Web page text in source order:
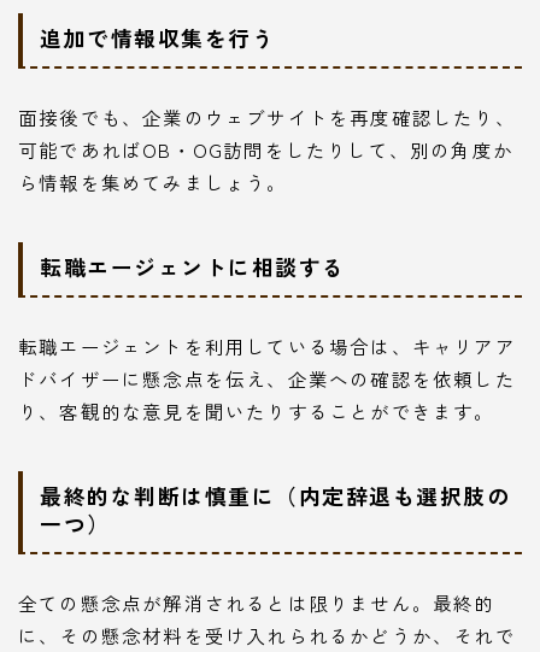
追加で情報収集を行う
面接後でも、企業のウェブサイトを再度確認したり、
可能であればOB・OG訪問をしたりして、別の角度か
ら情報を集めてみましょう。
転職エージェントに相談する
転職エージェントを利用している場合は、キャリアア
ドバイザーに懸念点を伝え、企業への確認を依頼した
り、客観的な意見を聞いたりすることができます。
最終的な判断は慎重に（内定辞退も選択肢の
一つ）
全ての懸念点が解消されるとは限りません。最終的
に、その懸念材料を受け入れられるかどうか、それで